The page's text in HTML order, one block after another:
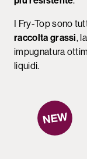
I Fry-Top sono
raccolta grassi,
impugnatura
liquidi.